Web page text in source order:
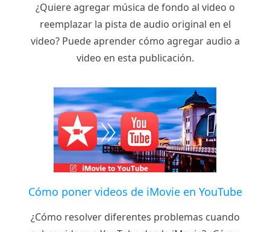
¿Quiere agregar música de fondo al video o
reemplazar la pista de audio original en el
video? Puede aprender cómo agregar audio a
video en esta publicación.
Cómo poner videos de iMovie en YouTube
¿Cómo resolver diferentes problemas cuando